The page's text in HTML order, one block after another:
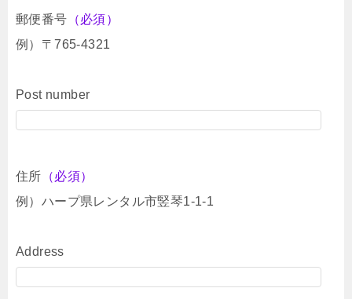
郵便番号 （必須）
例）〒765-4321
Post number
住所 （必須）
例）ハープ県レンタル市竪琴1-1-1
Address